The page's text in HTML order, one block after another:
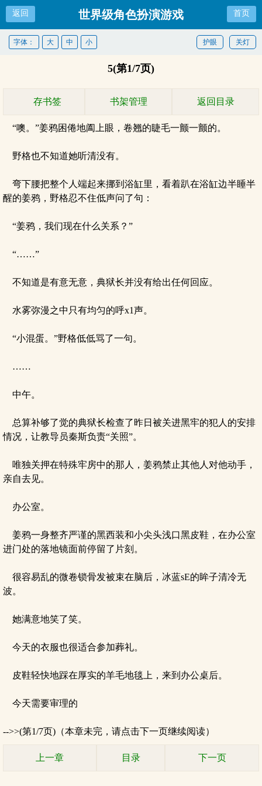
返回 世界级角色扮演游戏 首页
关灯
护眼
字体： 大 中 小
5(第1/7页)
存书签 书架管理 返回目录
“噢。”姜鸦困倦地阖上眼，卷翘的睫毛一颤一颤的。
野格也不知道她听清没有。
弯下腰把整个人端起来挪到浴缸里，看着趴在浴缸边半睡半
醒的姜鸦，野格忍不住低声问了句：
“姜鸦，我们现在什么关系？”
“……”
不知道是有意无意，典狱长并没有给出任何回应。
水雾弥漫之中只有均匀的呼x1声。
“小混蛋。”野格低低骂了一句。
……
中午。
总算补够了觉的典狱长检查了昨日被关进黑牢的犯人的安排
情况，让教导员秦斯负责“关照”。
唯独关押在特殊牢房中的那人，姜鸦禁止其他人对他动手，
亲自去见。
办公室。
姜鸦一身整齐严谨的黑西装和小尖头浅口黑皮鞋，在办公室
进门处的落地镜面前停留了片刻。
很容易乱的微卷锁骨发被束在脑后，冰蓝sE的眸子清冷无
波。
她满意地笑了笑。
今天的衣服也很适合参加葬礼。
皮鞋轻快地踩在厚实的羊毛地毯上，来到办公桌后。
今天需要审理的
-->>(第1/7页)（本章未完，请点击下一页继续阅读）
上一章 目录 下一页